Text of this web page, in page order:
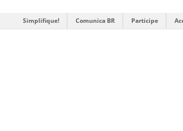
Simplifique! Comunica BR Participe